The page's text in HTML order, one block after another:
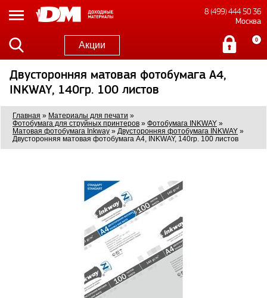
8 (499) 444 50 36
Москва
Акции 0
Двусторонняя матовая фотобумага A4,
INKWAY, 140гр. 100 листов
Главная » Материалы для печати »
Фотобумага для струйных принтеров » Фотобумага INKWAY »
Матовая фотобумага Inkway » Двусторонняя фотобумага INKWAY »
Двусторонняя матовая фотобумага A4, INKWAY, 140гр. 100 листов